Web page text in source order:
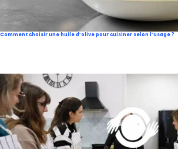
Comment choisir une huile d’olive pour cuisiner selon l’usage ?